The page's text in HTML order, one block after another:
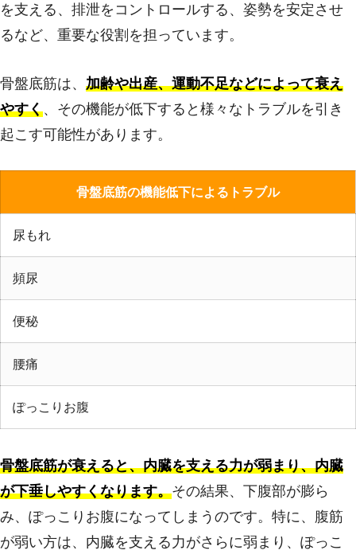
を支える、排泄をコントロールする、姿勢を安定させ
るなど、重要な役割を担っています。
骨盤底筋は、 加齢や出産、運動不足などによって衰え
やすく、その機能が低下すると様々なトラブルを引き
起こす可能性があります。
骨盤底筋の機能低下によるトラブル
尿もれ
頻尿
便秘
腰痛
ぽっこりお腹
骨盤底筋が衰えると、内臓を支える力が弱まり、内臓
が下垂しやすくなります。その結果、下腹部が膨ら
み、ぽっこりお腹になってしまうのです。特に、腹筋
が弱い方は、内臓を支える力がさらに弱まり、ぽっこ